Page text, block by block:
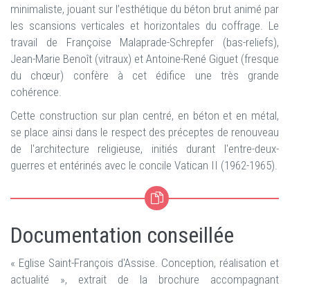
minimaliste, jouant sur l’esthétique du béton brut animé par
les scansions verticales et horizontales du coffrage. Le
travail de Françoise Malaprade-Schrepfer (bas-reliefs),
Jean-Marie Benoît (vitraux) et Antoine-René Giguet (fresque
du chœur) confère à cet édifice une très grande
cohérence.
Cette construction sur plan centré, en béton et en métal,
se place ainsi dans le respect des préceptes de renouveau
de l'architecture religieuse, initiés durant l'entre-deux-
guerres et entérinés avec le concile Vatican II (1962-1965).
Documentation conseillée
« Eglise Saint-François d'Assise. Conception, réalisation et
actualité », extrait de la brochure accompagnant